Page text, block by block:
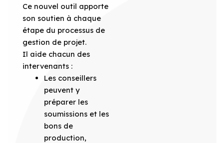
Ce nouvel outil apporte
son soutien à chaque
étape du processus de
gestion de projet.
Il aide chacun des
intervenants :
Les conseillers
peuvent y
préparer les
soumissions et les
bons de
production,